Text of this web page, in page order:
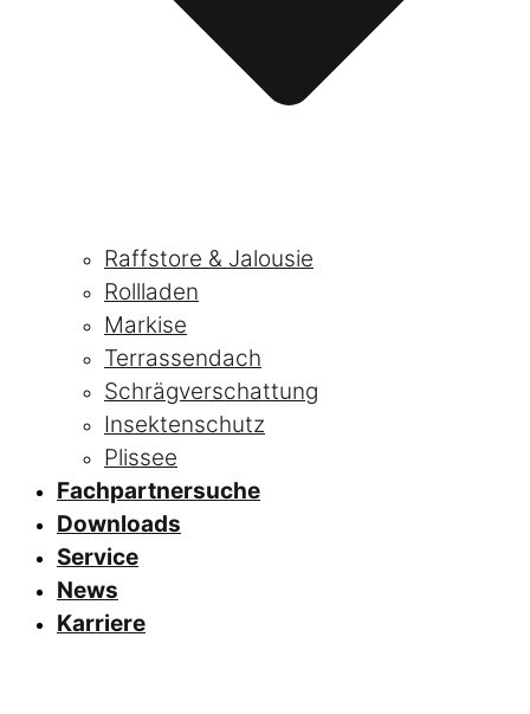
Raffstore & Jalousie
Rollladen
Markise
Terrassendach
Schrägverschattung
Insektenschutz
Plissee
Fachpartnersuche
Downloads
Service
News
Karriere